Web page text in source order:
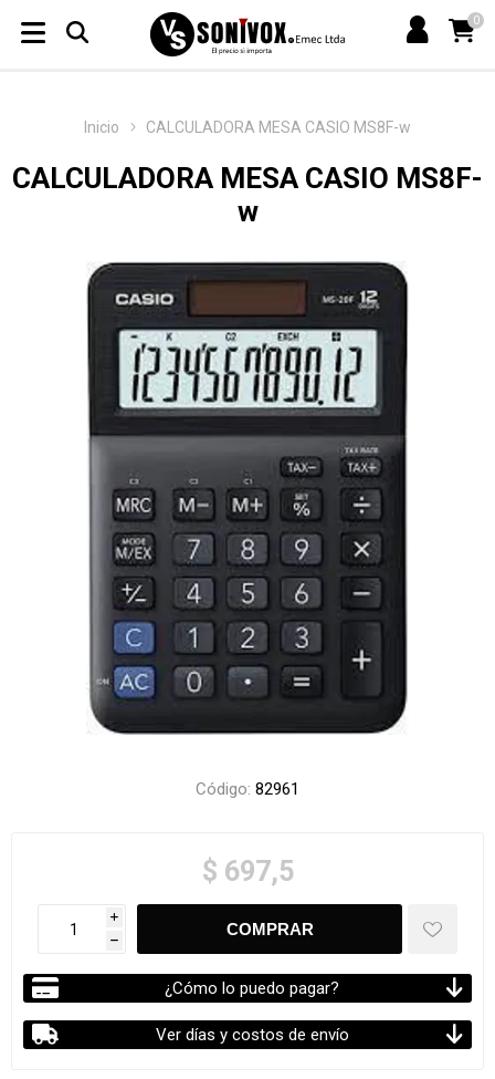
0
Inicio CALCULADORA MESA CASIO MS8F-w
CALCULADORA MESA CASIO MS8F-
w
Código: 82961
$ 697,5
i
h
¿Cómo lo puedo pagar?
Ver días y costos de envío